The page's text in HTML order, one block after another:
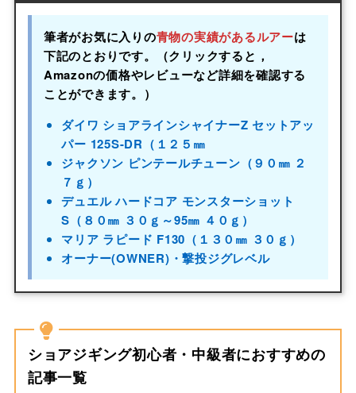
筆者がお気に入りの青物の実績があるルアーは
下記のとおりです。（クリックすると，
Amazonの価格やレビューなど詳細を確認する
ことができます。）
ダイワ ショアラインシャイナーZ セットアッ
パー 125S-DR（１２５㎜
ジャクソン ピンテールチューン（９０㎜ ２
７ｇ）
デュエル ハードコア モンスターショット
S（８０㎜ ３０ｇ～95㎜ ４０ｇ）
マリア ラピード F130（１３０㎜ ３０ｇ）
オーナー(OWNER)・撃投ジグレベル
ショアジギング初心者・中級者におすすめの
記事一覧